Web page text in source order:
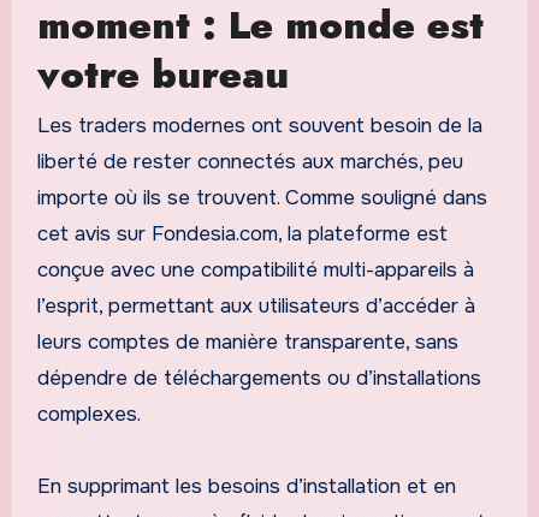
moment : Le monde est
votre bureau
Les traders modernes ont souvent besoin de la
liberté de rester connectés aux marchés, peu
importe où ils se trouvent. Comme souligné dans
cet avis sur Fondesia.com, la plateforme est
conçue avec une compatibilité multi-appareils à
l’esprit, permettant aux utilisateurs d’accéder à
leurs comptes de manière transparente, sans
dépendre de téléchargements ou d’installations
complexes.
En supprimant les besoins d’installation et en